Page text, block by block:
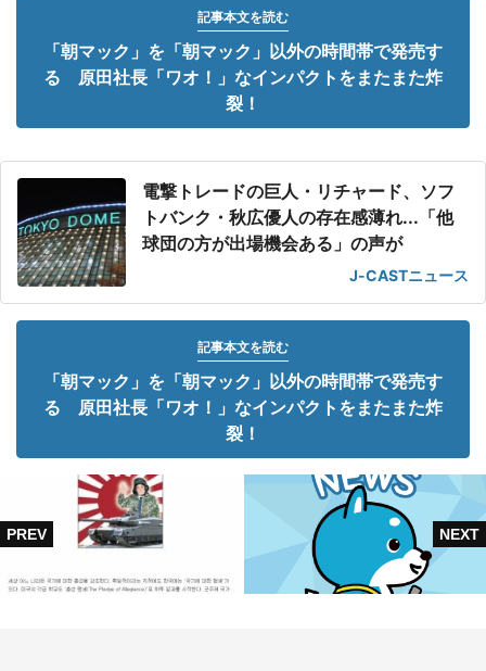
記事本文を読む
「朝マック」を「朝マック」以外の時間帯で発売す
る 原田社長「ワオ！」なインパクトをまたまた炸
裂！
電撃トレードの巨人・リチャード、ソフ
トバンク・秋広優人の存在感薄れ...「他
球団の方が出場機会ある」の声が
J-CASTニュース
記事本文を読む
「朝マック」を「朝マック」以外の時間帯で発売す
る 原田社長「ワオ！」なインパクトをまたまた炸
裂！